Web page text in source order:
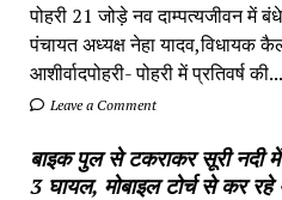
पोहरी 21 जोड़े नव दाम्पत्यजीवन में
पंचायत अध्यक्ष नेहा यादव,विधायक
आशीर्वादपोहरी- पोहरी में प्रतिवर्ष की...
Leave a Comment
बाइक पुल से टकराकर सूरी नदी में
3 घायल, मोबाइल टोर्च से कर